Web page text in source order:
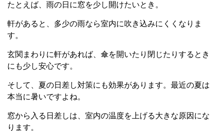
たとえば、雨の日に窓を少し開けたいとき。
軒があると、多少の雨なら室内に吹き込みにくくなりま
す。
玄関まわりに軒があれば、傘を開いたり閉じたりするとき
にも少し安心です。
そして、夏の日差し対策にも効果があります。最近の夏は
本当に暑いですよね。
窓から入る日差しは、室内の温度を上げる大きな原因にな
ります。